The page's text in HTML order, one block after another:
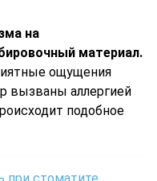
на
материал.
ощущения
вызваны аллергией
подобное